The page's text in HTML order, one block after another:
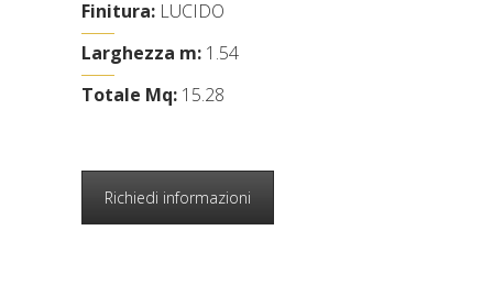
Finitura: LUCIDO
Larghezza m: 1.54
Totale Mq: 15.28
Richiedi informazioni